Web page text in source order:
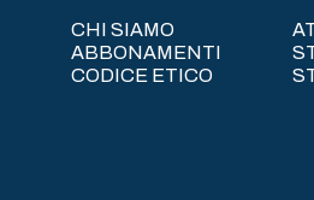
CHI SIAMO
ABBONAMENTI
CODICE ETICO